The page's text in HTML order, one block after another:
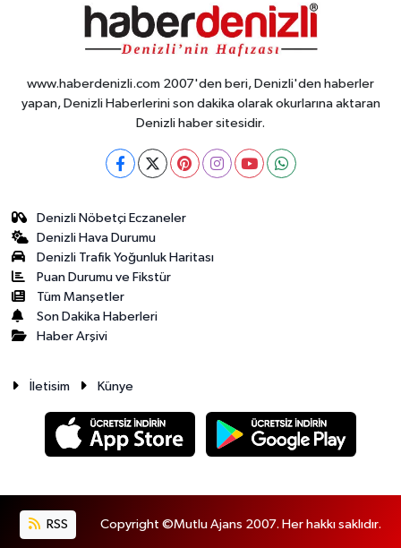
www.haberdenizli.com 2007'den beri, Denizli'den haberler
yapan, Denizli Haberlerini son dakika olarak okurlarına aktaran
Denizli haber sitesidir.
Denizli Nöbetçi Eczaneler
Denizli Hava Durumu
Denizli Trafik Yoğunluk Haritası
Puan Durumu ve Fikstür
Tüm Manşetler
Son Dakika Haberleri
Haber Arşivi
İletisim Künye
RSS Copyright ©Mutlu Ajans 2007. Her hakkı saklıdır.